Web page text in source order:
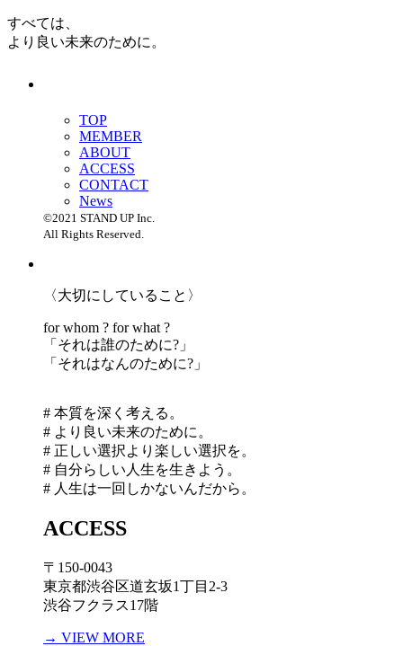
すべては、
より良い未来のために。
TOP
MEMBER
ABOUT
ACCESS
CONTACT
News
©2021 STAND UP Inc.
All Rights Reserved.
〈大切にしていること〉
for whom ? for what ?
「 それは誰のために?」
「 それはなんのために?」
# 本質を深く考える。
# より良い未来のために。
# 正しい選択より楽しい選択を。
# 自分らしい人生を生きよう。
# 人生は一回しかないんだから。
ACCESS
〒150-0043
東京都渋谷区道玄坂1丁目2-3
渋谷フクラス17階
→ VIEW MORE